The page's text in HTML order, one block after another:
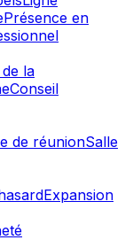
Présence en
la
Conseil
de réunionSalle
Expansion